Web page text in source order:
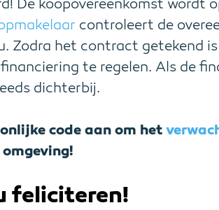
De koopovereenkomst wordt
controleert de
Zodra het contract getekend
te regelen. Als de
dichterbij.
code aan om het
feliciteren!